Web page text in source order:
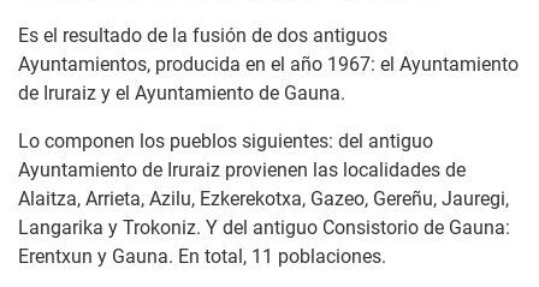
Es el resultado de la fusión de dos antiguos
Ayuntamientos, producida en el año 1967: el Ayuntamiento
de Iruraiz y el Ayuntamiento de Gauna.
Lo componen los pueblos siguientes: del antiguo
Ayuntamiento de Iruraiz provienen las localidades de
Alaitza, Arrieta, Azilu, Ezkerekotxa, Gazeo, Gereñu, Jauregi,
Langarika y Trokoniz. Y del antiguo Consistorio de Gauna:
Erentxun y Gauna. En total, 11 poblaciones.